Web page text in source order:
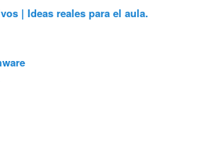
| Ideas reales para el aula.